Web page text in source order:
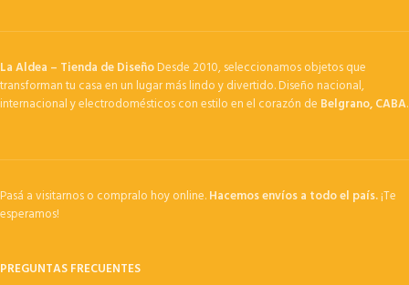
La Aldea – Tienda de DiseñoDesde 2010, seleccionamos objetos que
transforman tu casa en un lugar más lindo y divertido. Diseño nacional,
internacional y electrodomésticos con estilo en el corazón de Belgrano, CABA.
Pasá a visitarnos o compralo hoy online.Hacemos envíos a todo el país.¡Te
esperamos!
PREGUNTAS FRECUENTES